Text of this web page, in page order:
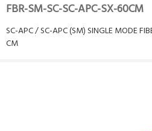
FBR-SM-SC-SC-APC-SX-60CM
SC-APC / SC-APC (SM) SINGLE MODE
CM